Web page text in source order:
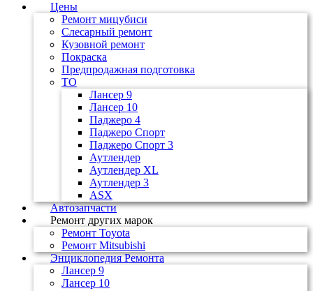
Цены
Ремонт мицубиси
Слесарный ремонт
Кузовной ремонт
Покраска
Предпродажная подготовка
ТО
Лансер 9
Лансер 10
Паджеро 4
Паджеро Спорт
Паджеро Спорт 3
Аутлендер
Аутлендер ХL
Аутлендер 3
ASX
Автозапчасти
Ремонт других марок
Ремонт Toyota
Ремонт Mitsubishi
Энциклопедия Ремонта
Лансер 9
Лансер 10